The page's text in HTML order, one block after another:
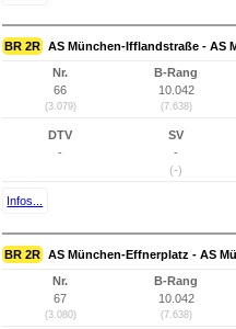
BR 2R AS München-Ifflandstraße - AS
Nr.
66
(3.079)
B-Rang
10.042
(7.638)
DTV
-
SV
-
(-)
Infos...
BR 2R AS München-Effnerplatz - AS
Nr.
67
(3.080)
B-Rang
10.042
(7.638)